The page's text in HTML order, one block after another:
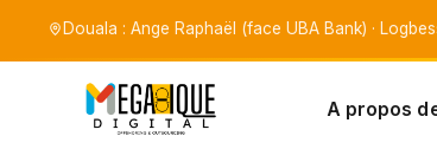
Douala : Ange Raphaël (face UBA Bank) ·
Mega-Ique
A propos